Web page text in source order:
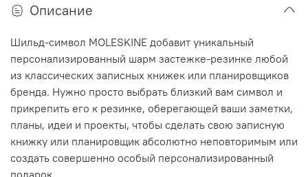
Описание
Шильд-символ MOLESKINE добавит уникальный
персонализированный шарм застежке-резинке любой
из классических записных книжек или планировщиков
бренда. Нужно просто выбрать близкий вам символ и
прикрепить его к резинке, оберегающей ваши заметки,
планы, идеи и проекты, чтобы сделать свою записную
книжку или планировщик абсолютно неповторимым или
создать совершенно особый персонализированный
подарок.